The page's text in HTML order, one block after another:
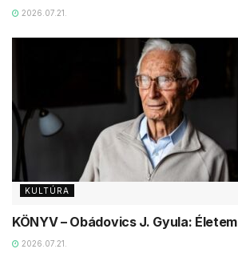
2026.07.21.
KULTÚRA
KÖNYV – Obádovics J. Gyula: Életem
2026.07.21.